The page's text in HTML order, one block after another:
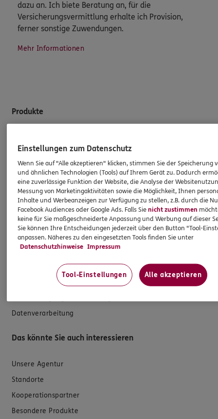
dazu an. Ich biete Beratung an, für die
Versicherungsvermittlung erhalte ich Provision,
ferner sonstige Zuwendungen.
Mehr Informationen
Produkte
Kfz-Versicherung
Krankenversicherung
Versicherungen für den privaten Bedarf
Versicherungen für Geschäftskunden
Hilfe & Services
E-Mail schreiben
Schaden melden
Erstkontaktinformationen
Datenverarbeitung
Das könnte Sie auch interessieren
Unsere Agentur
Standorte
Kooperationspartner
Besondere Produkte
Einstellungen zum Datenschutz
Wenn Sie auf "Alle akzeptieren" klicken, stimmen Sie der Speicherung
und ähnlichen Technologien (Tools) auf Ihrem Gerät zu. Dadurch
eine zuverlässige Funktion der Website, die Analyse der
Messung von Marketingaktivitäten sowie die Möglichkeit, Ihnen
Inhalte und Werbeanzeigen zur Verfügung zu stellen, z.B. durch die
Facebook Audiences oder Google Ads. Falls Sienicht zustimmen
keine für Sie maßgeschneiderte Anpassung und Werbung auf dieser
Sie können Ihre Entscheidungen jederzeit über den Button "Tool-
anpassen. Näheres zu den eingesetzten Tools finden Sie unter
Datenschutzhinweise Impressum
Tool-Einstellungen Alle akzeptieren